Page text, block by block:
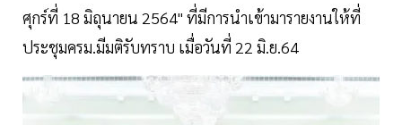
ศุกร์ที่ 18 มิถุนายน 2564" ที่มีการนำเข้ามารายงานให้ที่
ประชุมครม.มีมติรับทราบ เมื่อวันที่ 22 มิ.ย.64